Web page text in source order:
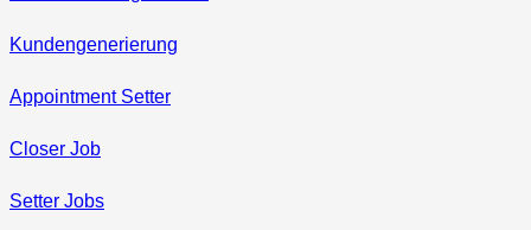
Kundengenerierung
Appointment Setter
Closer Job
Setter Jobs